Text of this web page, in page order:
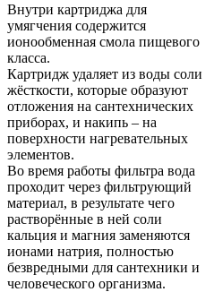
Внутри картриджа для
умягчения содержится
ионообменная смола пищевого
класса.
Картридж удаляет из воды соли
жёсткости, которые образуют
отложения на сантехнических
приборах, и накипь – на
поверхности нагревательных
элементов.
Во время работы фильтра вода
проходит через фильтрующий
материал, в результате чего
растворённые в ней соли
кальция и магния заменяются
ионами натрия, полностью
безвредными для сантехники и
человеческого организма.